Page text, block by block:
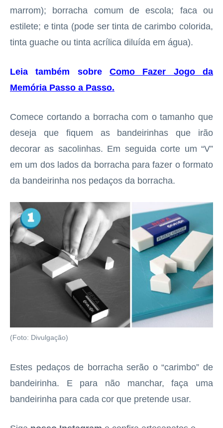
marrom); borracha comum de escola; faca ou
estilete; e tinta (pode ser tinta de carimbo colorida,
tinta guache ou tinta acrílica diluída em água).
Leia também sobre Como Fazer Jogo da
Memória Passo a Passo.
Comece cortando a borracha com o tamanho que
deseja que fiquem as bandeirinhas que irão
decorar as sacolinhas. Em seguida corte um “V”
em um dos lados da borracha para fazer o formato
da bandeirinha nos pedaços da borracha.
(Foto: Divulgação)
Estes pedaços de borracha serão o “carimbo” de
bandeirinha. E para não manchar, faça uma
bandeirinha para cada cor que pretende usar.